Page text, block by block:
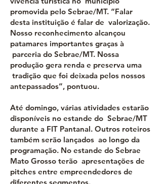
promovida pelo Sebrae/MT. “Falar
desta instituição é falar de valorização.
Nosso reconhecimento alcançou
patamares importantes graças à
parceria do Sebrae/MT. Nossa
produção gera renda e preserva uma
tradição que foi deixada pelos nossos
antepassados”, pontuou.
Até domingo, várias atividades estarão
disponíveis no estande do Sebrae/MT
durante a FIT Pantanal. Outros roteiros
também serão lançados ao longo da
programação. No estande do Sebrae
Mato Grosso terão apresentações de
pitches entre empreendedores de